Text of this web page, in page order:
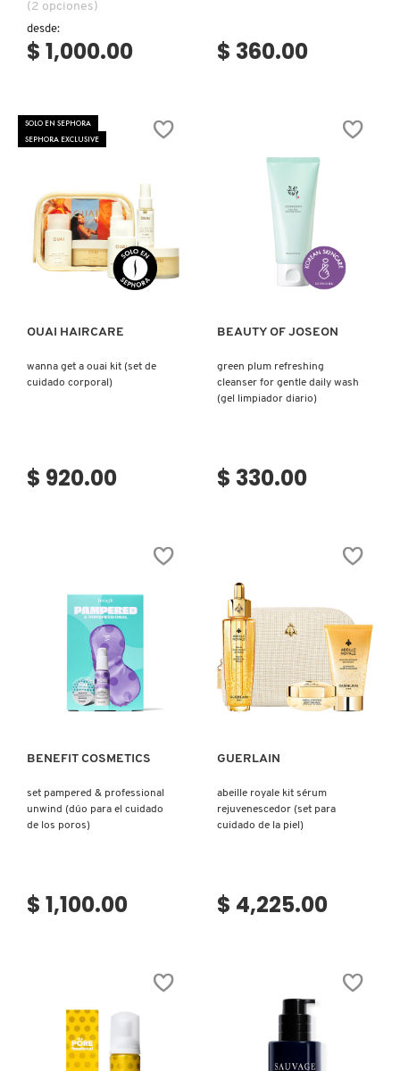
(2 opciones)
desde:
$ 1,000.00 $ 360.00
SOLO EN SEPHORA
SEPHORA EXCLUSIVE
Ver más
OUAI HAIRCARE
wanna get a ouai kit (set de
cuidado corporal)
$ 920.00
Ver más
BEAUTY OF JOSEON
green plum refreshing
cleanser for gentle daily wash
(gel limpiador diario)
$ 330.00
Ver más
BENEFIT COSMETICS
set pampered & professional
unwind (dúo para el cuidado
de los poros)
$ 1,100.00
Ver más
GUERLAIN
abeille royale kit sérum
rejuvenescedor (set para
cuidado de la piel)
$ 4,225.00